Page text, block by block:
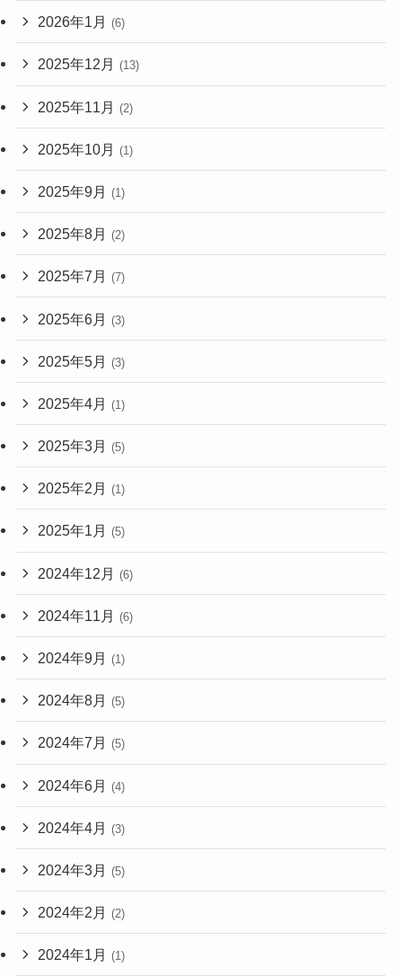
2026年1月 (6)
2025年12月 (13)
2025年11月 (2)
2025年10月 (1)
2025年9月 (1)
2025年8月 (2)
2025年7月 (7)
2025年6月 (3)
2025年5月 (3)
2025年4月 (1)
2025年3月 (5)
2025年2月 (1)
2025年1月 (5)
2024年12月 (6)
2024年11月 (6)
2024年9月 (1)
2024年8月 (5)
2024年7月 (5)
2024年6月 (4)
2024年4月 (3)
2024年3月 (5)
2024年2月 (2)
2024年1月 (1)